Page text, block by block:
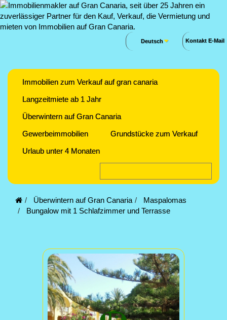
Kontakt E-Mail
Deutsch
Immobilien zum Verkauf auf gran canaria
Langzeitmiete ab 1 Jahr
Überwintern auf Gran Canaria
Gewerbeimmobilien
Grundstücke zum Verkauf
Urlaub unter 4 Monaten
Überwintern auf Gran Canaria
Maspalomas
Bungalow mit 1 Schlafzimmer und Terrasse